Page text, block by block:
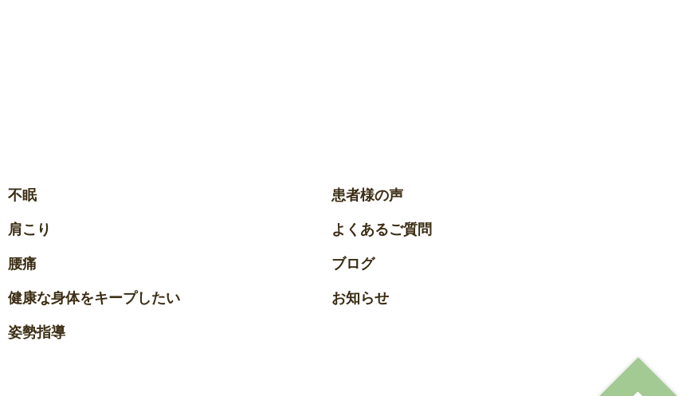
不眠
肩こり
腰痛
健康な身体をキープしたい
姿勢指導
患者様の声
よくあるご質問
ブログ
お知らせ